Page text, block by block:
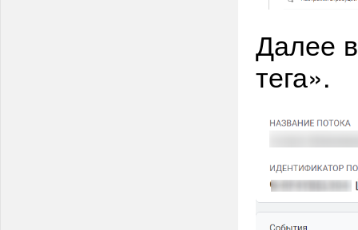
Далее
тега».